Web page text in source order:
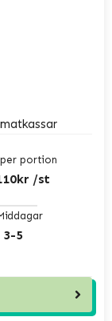
portion
/st
3-5